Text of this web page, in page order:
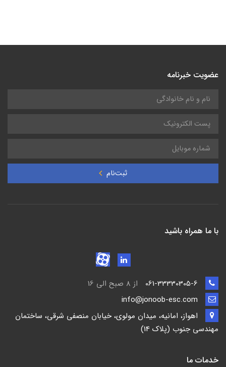
testo | 608H2
عضویت خبرنامه
ثبت‌نام
با ما همراه باشید
از 8 صبح الی 16
اهواز، امانیه، میدان مولوی، خیابان منصفی شرقی، ساختمان
مهندسی جنوب (پلاک 14)
خدمات ما